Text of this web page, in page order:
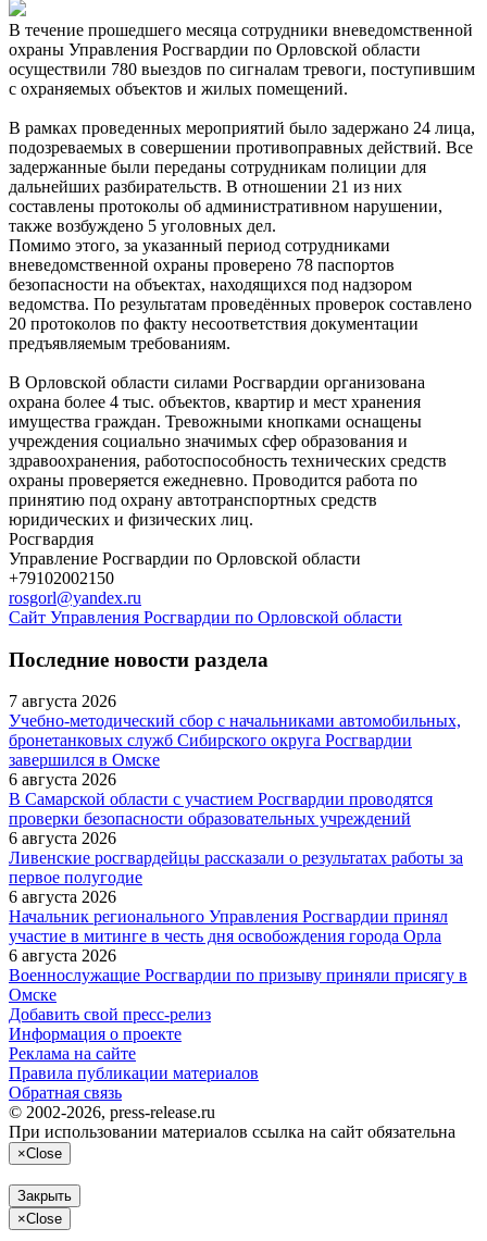
В течение прошедшего месяца сотрудники вневедомственной
охраны Управления Росгвардии по Орловской области
осуществили 780 выездов по сигналам тревоги, поступившим
с охраняемых объектов и жилых помещений.
В рамках проведенных мероприятий было задержано 24 лица,
подозреваемых в совершении противоправных действий. Все
задержанные были переданы сотрудникам полиции для
дальнейших разбирательств. В отношении 21 из них
составлены протоколы об административном нарушении,
также возбуждено 5 уголовных дел.
Помимо этого, за указанный период сотрудниками
вневедомственной охраны проверено 78 паспортов
безопасности на объектах, находящихся под надзором
ведомства. По результатам проведённых проверок составлено
20 протоколов по факту несоответствия документации
предъявляемым требованиям.
В Орловской области силами Росгвардии организована
охрана более 4 тыс. объектов, квартир и мест хранения
имущества граждан. Тревожными кнопками оснащены
учреждения социально значимых сфер образования и
здравоохранения, работоспособность технических средств
охраны проверяется ежедневно. Проводится работа по
принятию под охрану автотранспортных средств
юридических и физических лиц.
Росгвардия
Управление Росгвардии по Орловской области
+79102002150
rosgorl@yandex.ru
Сайт Управления Росгвардии по Орловской области
Последние новости раздела
7 августа 2026
Учебно-методический сбор с начальниками автомобильных,
бронетанковых служб Сибирского округа Росгвардии
завершился в Омске
6 августа 2026
В Самарской области с участием Росгвардии проводятся
проверки безопасности образовательных учреждений
6 августа 2026
Ливенские росгвардейцы рассказали о результатах работы за
первое полугодие
6 августа 2026
Начальник регионального Управления Росгвардии принял
участие в митинге в честь дня освобождения города Орла
6 августа 2026
Военнослужащие Росгвардии по призыву приняли присягу в
Омске
Добавить свой пресс-релиз
Информация о проекте
Реклама на сайте
Правила публикации материалов
Обратная связь
© 2002-2026, press-release.ru
При использовании материалов ссылка на сайт обязательна
×Close
Закрыть
×Close